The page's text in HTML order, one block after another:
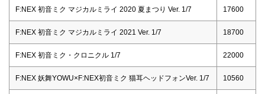
F:NEX 初音ミク マジカルミライ 2020 夏まつり Ver. 1/7 17600
F:NEX 初音ミク マジカルミライ 2021 Ver. 1/7 18700
F:NEX 初音ミク・クロニクル 1/7 22000
F:NEX 妖舞YOWU×F:NEX初音ミク 猫耳ヘッドフォンVer. 1/7 10560